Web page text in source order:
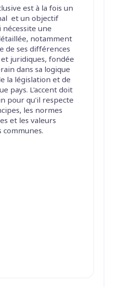
est à la fois un
et un objectif
une
notamment
de ses différences
juridiques, fondée
dans sa logique
la législation et de
pays. L'accent doit
pour qu'il respecte
les normes
et les valeurs